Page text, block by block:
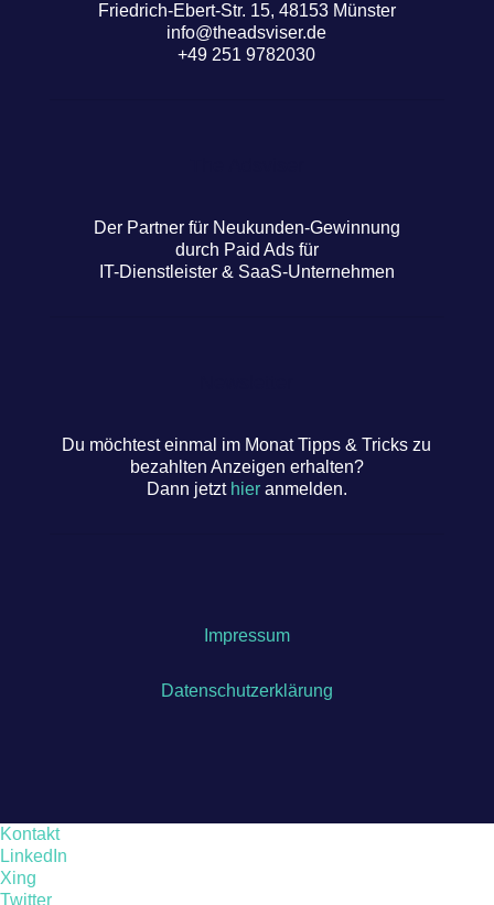
Friedrich-Ebert-Str. 15, 48153 Münster
info@theadsviser.de
+49 251 9782030
Der Partner für Neukunden-Gewinnung
durch Paid Ads für
IT-Dienstleister & SaaS-Unternehmen
Du möchtest einmal im Monat Tipps & Tricks zu
bezahlten Anzeigen erhalten?
Dann jetzt hieranmelden.
Impressum
Datenschutzerklärung
Kontakt
LinkedIn
Xing
Twitter